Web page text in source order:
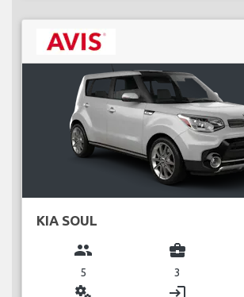
KIA SOUL
group
5
business_center
3
miscellaneous_services login